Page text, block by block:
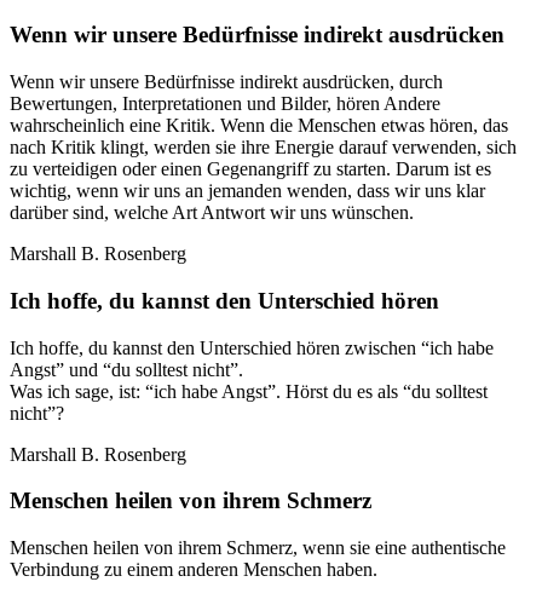
Wenn wir unsere Bedürfnisse indirekt ausdrücken
Wenn wir unsere Bedürfnisse indirekt ausdrücken, durch
Bewertungen, Interpretationen und Bilder, hören Andere
wahrscheinlich eine Kritik. Wenn die Menschen etwas hören, das
nach Kritik klingt, werden sie ihre Energie darauf verwenden, sich
zu verteidigen oder einen Gegenangriff zu starten. Darum ist es
wichtig, wenn wir uns an jemanden wenden, dass wir uns klar
darüber sind, welche Art Antwort wir uns wünschen.
Marshall B. Rosenberg
Ich hoffe, du kannst den Unterschied hören
Ich hoffe, du kannst den Unterschied hören zwischen “ich habe
Angst” und “du solltest nicht”.
Was ich sage, ist: “ich habe Angst”. Hörst du es als “du solltest
nicht”?
Marshall B. Rosenberg
Menschen heilen von ihrem Schmerz
Menschen heilen von ihrem Schmerz, wenn sie eine authentische
Verbindung zu einem anderen Menschen haben.